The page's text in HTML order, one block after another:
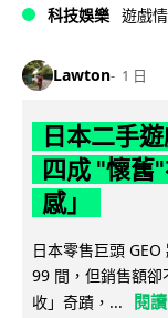
科技娛樂 遊戲
Lawton 1 日
日本二手
四成 "懷舊
感」
日本零售巨頭
99 間，但銷售額
收」奇蹟，...
閱